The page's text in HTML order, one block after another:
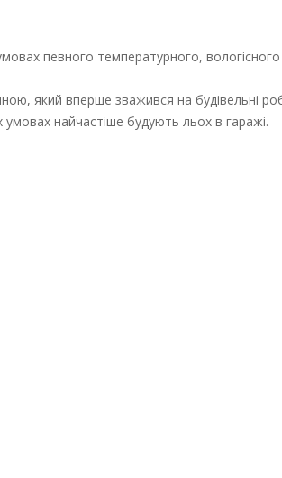
певного температурного, вологісного
який вперше зважився на будівельні
найчастіше будують льох в гаражі.